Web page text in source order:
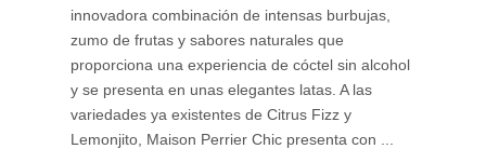
innovadora combinación de intensas burbujas,
zumo de frutas y sabores naturales que
proporciona una experiencia de cóctel sin alcohol
y se presenta en unas elegantes latas. A las
variedades ya existentes de Citrus Fizz y
Lemonjito, Maison Perrier Chic presenta con ...